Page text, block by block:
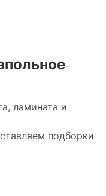
ламината и
подборки